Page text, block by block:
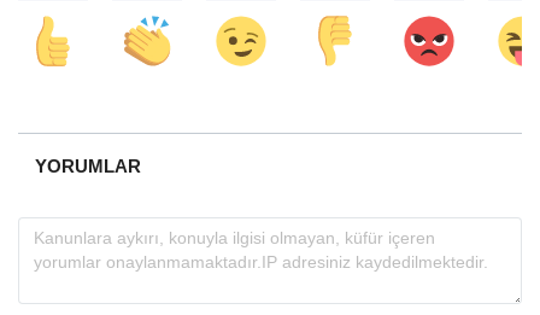
YORUMLAR